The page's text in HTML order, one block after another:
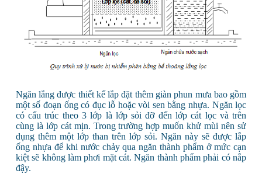
Ngăn lắng được thiết kế lắp đặt thêm giàn phun mưa bao gồm
một số đoạn ống có đục lỗ hoặc vòi sen bằng nhựa. Ngăn lọc
có cấu trúc theo 3 lớp là lớp sỏi đỡ đến lớp cát lọc và trên
cùng là lớp cát mịn. Trong trường hợp muốn khử mùi nên sử
dụng thêm một lớp than trên lớp sỏi. Ngăn này sẽ được lắp
ống nhựa để khi nước chảy qua ngăn thành phẩm ở mức cạn
kiệt sẽ không làm phơi mặt cát. Ngăn thành phẩm phải có nắp
đậy.